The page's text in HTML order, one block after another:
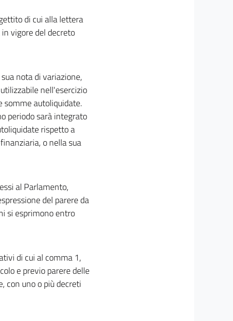
di cui alla lettera
vigore del decreto
nota di variazione,
nell'esercizio
somme autoliquidate.
periodo sarà integrato
rispetto a
o nella sua
al Parlamento,
del parere da
si esprimono entro
di cui al comma 1,
e previo parere delle
con uno o più decreti